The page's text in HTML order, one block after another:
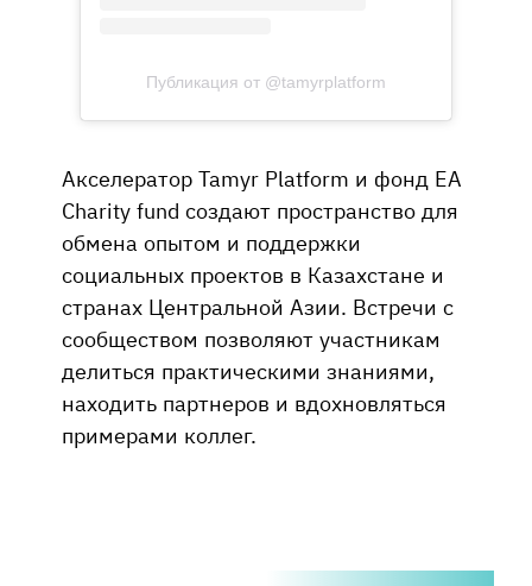
Публикация от @tamyrplatform
Акселератор Tamyr Platform и фонд EA
Charity fund создают пространство для
обмена опытом и поддержки
социальных проектов в Казахстане и
странах Центральной Азии. Встречи с
сообществом позволяют участникам
делиться практическими знаниями,
находить партнеров и вдохновляться
примерами коллег.